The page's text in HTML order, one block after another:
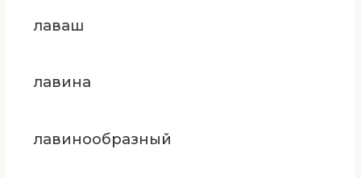
лаваш
лавина
лавинообразный